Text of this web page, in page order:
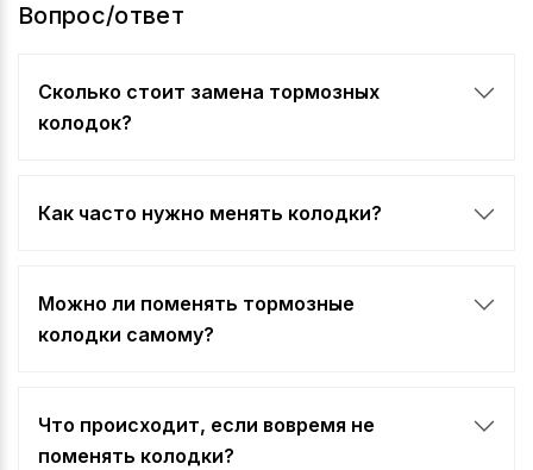
Вопрос/ответ
Сколько стоит замена тормозных
колодок?
Для расчёта позвоните по телефону колл-центра
Как часто нужно менять колодки?
тормозных колодок в среднем производят каждые
40 000 км пробега.
Можно ли поменять тормозные
колодки самому?
вспомогательного оборудования. Мы рекомендуем
обращаться к специалистам центров Колесо.ру.
Что происходит, если вовремя не
поменять колодки?